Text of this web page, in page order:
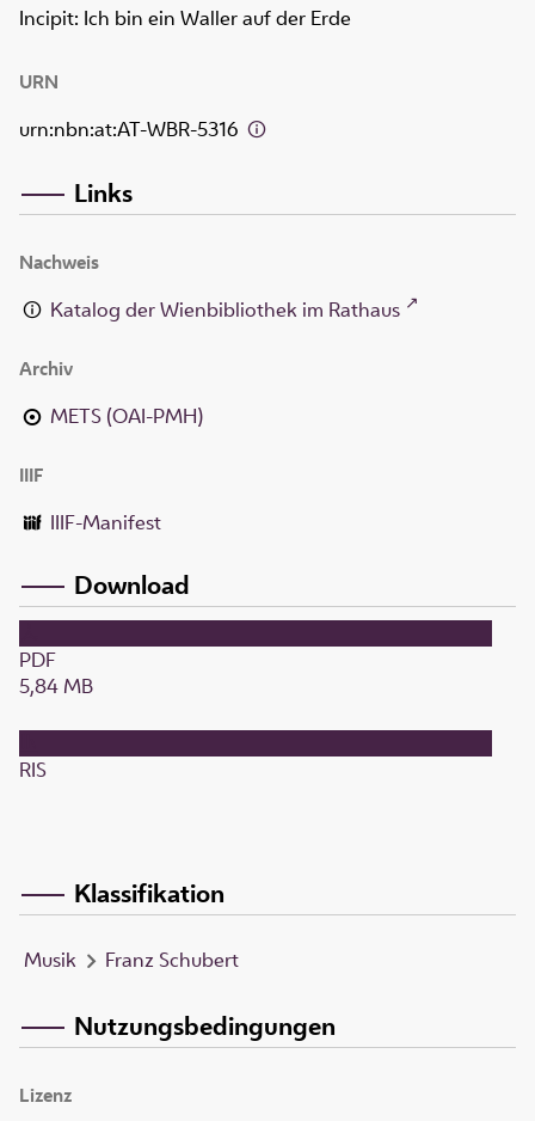
Incipit: Ich bin ein Waller auf der Erde
URN
urn:nbn:at:AT-WBR-5316
Links
Nachweis
Katalog der Wienbibliothek im Rathaus
Archiv
METS (OAI-PMH)
IIIF
IIIF-Manifest
Download
PDF
5,84 MB
RIS
Klassifikation
Musik Franz Schubert
Nutzungsbedingungen
Lizenz